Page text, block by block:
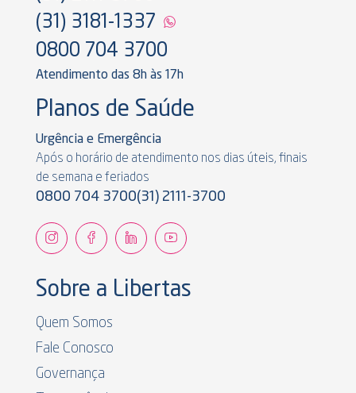
(31) 3181-1337
0800 704 3700
Atendimento das 8h às 17h
Planos de Saúde
Urgência e Emergência
Após o horário de atendimento nos dias úteis, finais
de semana e feriados
0800 704 3700(31) 2111-3700
Sobre a Libertas
Quem Somos
Fale Conosco
Governança